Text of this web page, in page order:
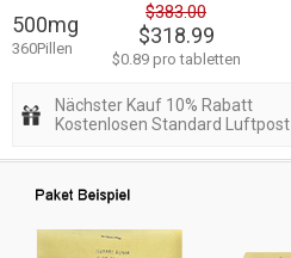
500mg
360Pillen
$383.00
$318.99
$0.89 pro tabletten
Nächster Kauf 10% Rabatt
Kostenlosen Standard Luftpost